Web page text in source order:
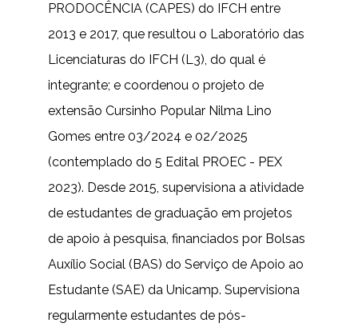
PRODOCÊNCIA (CAPES) do IFCH entre
2013 e 2017, que resultou o Laboratório das
Licenciaturas do IFCH (L3), do qual é
integrante; e coordenou o projeto de
extensão Cursinho Popular Nilma Lino
Gomes entre 03/2024 e 02/2025
(contemplado do 5 Edital PROEC - PEX
2023). Desde 2015, supervisiona a atividade
de estudantes de graduação em projetos
de apoio à pesquisa, financiados por Bolsas
Auxílio Social (BAS) do Serviço de Apoio ao
Estudante (SAE) da Unicamp. Supervisiona
regularmente estudantes de pós-